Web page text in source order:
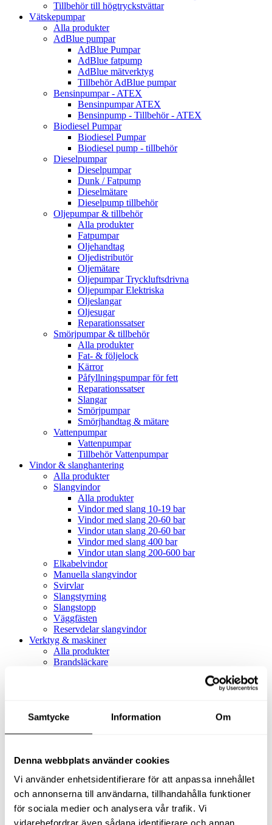
Samtycke Information Om
Denna webbplats använder cookies
Vi använder enhetsidentifierare för att anpassa innehållet
och annonserna till användarna, tillhandahålla funktioner
för sociala medier och analysera vår trafik. Vi
vidarebefordrar även sådana identifierare och annan
Tillbehör till högtryckstvättar
Vätskepumpar
Alla produkter
AdBlue pumpar
AdBlue Pumpar
AdBlue fatpump
AdBlue mätverktyg
Tillbehör AdBlue pumpar
Bensinpumpar - ATEX
Bensinpumpar ATEX
Bensinpump - Tillbehör - ATEX
Biodiesel Pumpar
Biodiesel Pumpar
Biodiesel pump - tillbehör
Dieselpumpar
Dieselpumpar
Dunk / Fatpump
Dieselmätare
Dieselpump tillbehör
Oljepumpar & tillbehör
Alla produkter
Fatpumpar
Oljehandtag
Oljedistributör
Oljemätare
Oljepumpar Tryckluftsdrivna
Oljepumpar Elektriska
Oljeslangar
Oljesugar
Reparationssatser
Smörjpumpar & tillbehör
Alla produkter
Fat- & följelock
Kärror
Påfyllningspumpar för fett
Reparationssatser
Slangar
Smörjpumpar
Smörjhandtag & mätare
Vattenpumpar
Vattenpumpar
Tillbehör Vattenpumpar
Vindor & slanghantering
Alla produkter
Slangvindor
Alla produkter
Vindor med slang 10-19 bar
Vindor med slang 20-60 bar
Vindor utan slang 20-60 bar
Vindor med slang 400 bar
Vindor utan slang 200-600 bar
Elkabelvindor
Manuella slangvindor
Svirvlar
Slangstyrning
Slangstopp
Väggfästen
Reservdelar slangvindor
Verktyg & maskiner
Alla produkter
Brandsläckare
Alla produkter
Slangfäste
Textil- & Våtdammsugare
Tillbehör Textil- & våtdammsugare
Adaptrar
Dammsugare